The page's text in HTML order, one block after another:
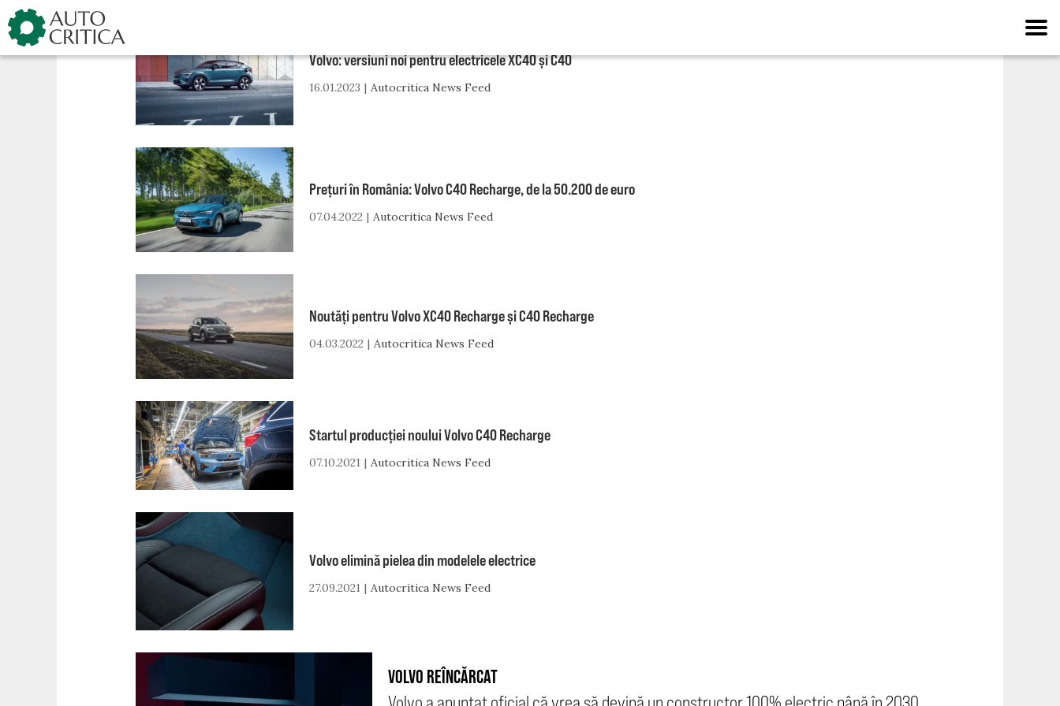
Skip
to
content
Volvo: versiuni noi pentru electricele XC40 și C40
16.01.2023 Autocritica News Feed
Prețuri în România: Volvo C40 Recharge, de la 50.200 de euro
07.04.2022 Autocritica News Feed
Noutăți pentru Volvo XC40 Recharge și C40 Recharge
04.03.2022 Autocritica News Feed
Startul producției noului Volvo C40 Recharge
07.10.2021 Autocritica News Feed
Volvo elimină pielea din modelele electrice
27.09.2021 Autocritica News Feed
VOLVO REÎNCĂRCAT